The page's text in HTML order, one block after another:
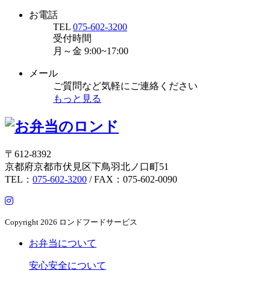
お電話
TEL 075-602-3200
受付時間
月～金 9:00~17:00
メール
ご質問など気軽にご連絡ください
もっと見る
〒612-8392
京都府京都市伏見区下鳥羽北ノ口町51
TEL： 075-602-3200 / FAX：075-602-0090
Copyright 2026 ロンドフードサービス
お弁当について
安心安全について